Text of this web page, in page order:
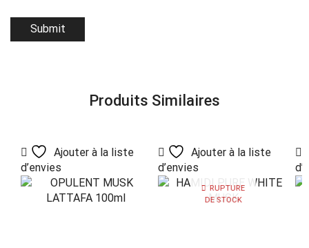
Produits Similaires
Ajouter à la liste
d’envies
Ajouter à la liste
d’envies
RUPTURE
DE STOCK